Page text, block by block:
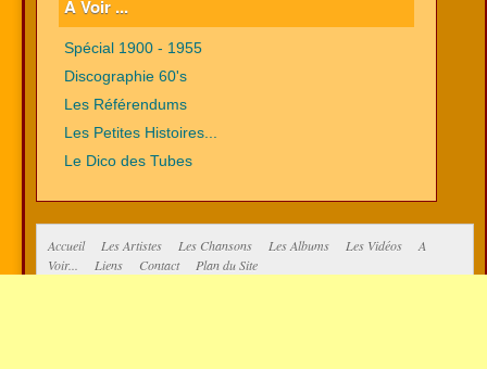
A Voir ...
Spécial 1900 - 1955
Discographie 60's
Les Référendums
Les Petites Histoires...
Le Dico des Tubes
Accueil Les Artistes Les Chansons Les Albums Les Vidéos
A
Voir...
Liens Contact Plan du Site